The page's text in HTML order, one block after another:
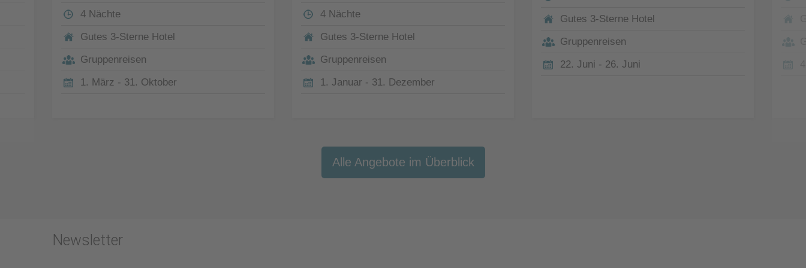
4 Nächte
Gutes 3-Sterne Hotel
Gruppenreisen
1. März - 31. Oktober
4 Nächte
Gutes 3-Sterne Hotel
Gruppenreisen
1. Januar - 31. Dezember
Gutes 3-Sterne Hotel
Gruppenreisen
22. Juni - 26. Juni
Alle Angebote im Überblick
Newsletter